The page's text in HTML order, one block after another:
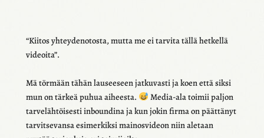
“Kiitos yhtey­de­no­tosta, mutta me ei tarvita tällä hetkellä
videoita”.
Mä törmään tähän lausee­seen jatku­vasti ja koen että siksi
mun on tärkeä puhua aiheesta.
Media-ala toimii paljon
tarve­läh­töi­sesti inboun­dina ja kun jokin firma on päät­tä­nyt
tarvit­se­vansa esimer­kiksi mainos­vi­deon niin aletaan